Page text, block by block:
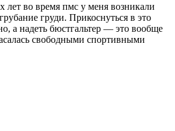
во время пмс у меня возникали
груди. Прикоснуться в это
а надеть бюстгальтер — это вообще
свободными спортивными